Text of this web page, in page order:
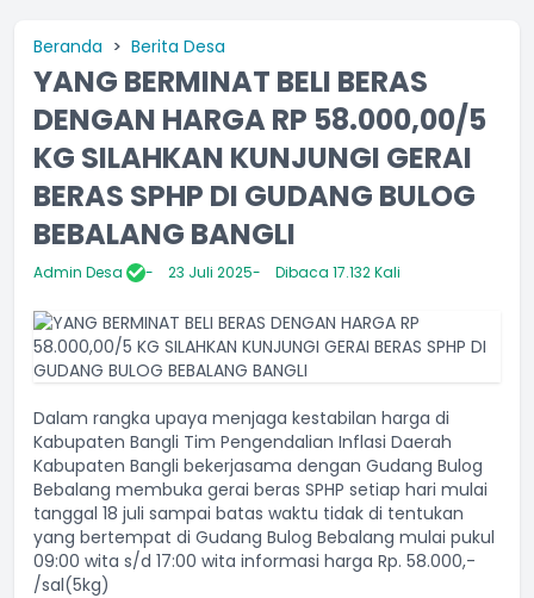
Beranda Berita Desa
YANG BERMINAT BELI BERAS
DENGAN HARGA RP 58.000,00/5
KG SILAHKAN KUNJUNGI GERAI
BERAS SPHP DI GUDANG BULOG
BEBALANG BANGLI
Admin Desa 23 Juli 2025 Dibaca 17.132 Kali
Dalam rangka upaya menjaga kestabilan harga di
Kabupaten Bangli Tim Pengendalian Inflasi Daerah
Kabupaten Bangli bekerjasama dengan Gudang Bulog
Bebalang membuka gerai beras SPHP setiap hari mulai
tanggal 18 juli sampai batas waktu tidak di tentukan
yang bertempat di Gudang Bulog Bebalang mulai pukul
09:00 wita s/d 17:00 wita informasi harga Rp. 58.000,-
/sal(5kg)